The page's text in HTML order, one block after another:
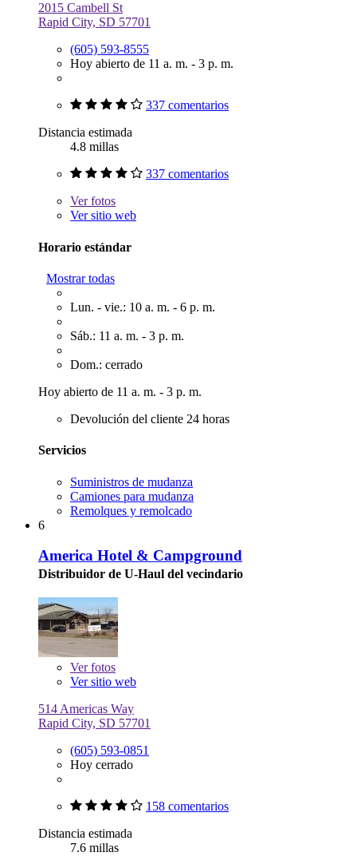
2015 Cambell St
Rapid City, SD 57701
(605) 593-8555
Hoy abierto de 11 a. m. - 3 p. m.
337 comentarios
Distancia estimada
4.8 millas
337 comentarios
Verfotos
Ver sitio web
Horario estándar
Mostrar todas
Lun. - vie.: 10 a. m. - 6 p. m.
Sáb.: 11 a. m. - 3 p. m.
Dom.: cerrado
Hoy abierto de 11 a. m. - 3 p. m.
Devolución del cliente 24 horas
Servicios
Suministros de mudanza
Camiones para mudanza
Remolques y remolcado
6
America Hotel & Campground
Distribuidor de U-Haul del vecindario
Verfotos
Ver sitio web
514 Americas Way
Rapid City, SD 57701
(605) 593-0851
Hoy cerrado
158 comentarios
Distancia estimada
7.6 millas